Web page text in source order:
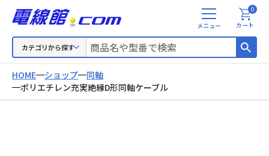
カテゴリから探す
メ
ニ
カート
0
HOME ショップ
同軸
ポリエチレン充実絶縁D形同軸ケーブル